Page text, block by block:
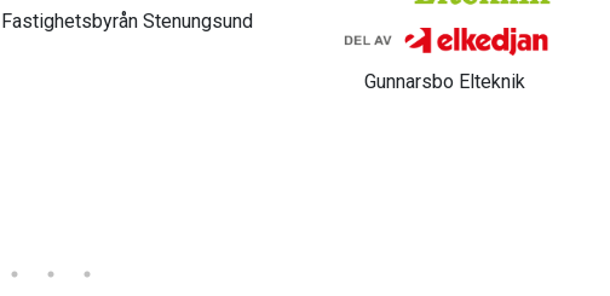
Fastighetsbyrån Stenungsund
Gunnarsbo Elteknik